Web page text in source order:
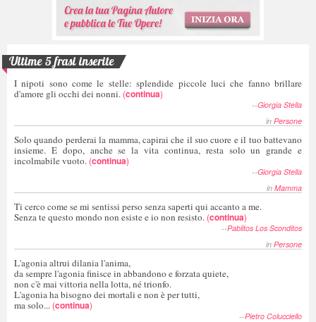
Ultime 5 frasi inserite
I nipoti sono come le stelle: splendide piccole luci che fanno brillare
d'amore gli occhi dei nonni. (continua)
--Giorgia Stella
in Persone
Solo quando perderai la mamma, capirai che il suo cuore e il tuo battevano
insieme. E dopo, anche se la vita continua, resta solo un grande e
incolmabile vuoto. (continua)
--Giorgia Stella
in Mamma
Ti cerco come se mi sentissi perso senza saperti qui accanto a me.
Senza te questo mondo non esiste e io non resisto. (continua)
--Pablitos Los Sconditos
in Persone
L'agonia altrui dilania l'anima,
da sempre l'agonia finisce in abbandono e forzata quiete,
non c'è mai vittoria nella lotta, né trionfo.
L'agonia ha bisogno dei mortali e non è per tutti,
ma solo... (continua)
--Pietro Colucciello